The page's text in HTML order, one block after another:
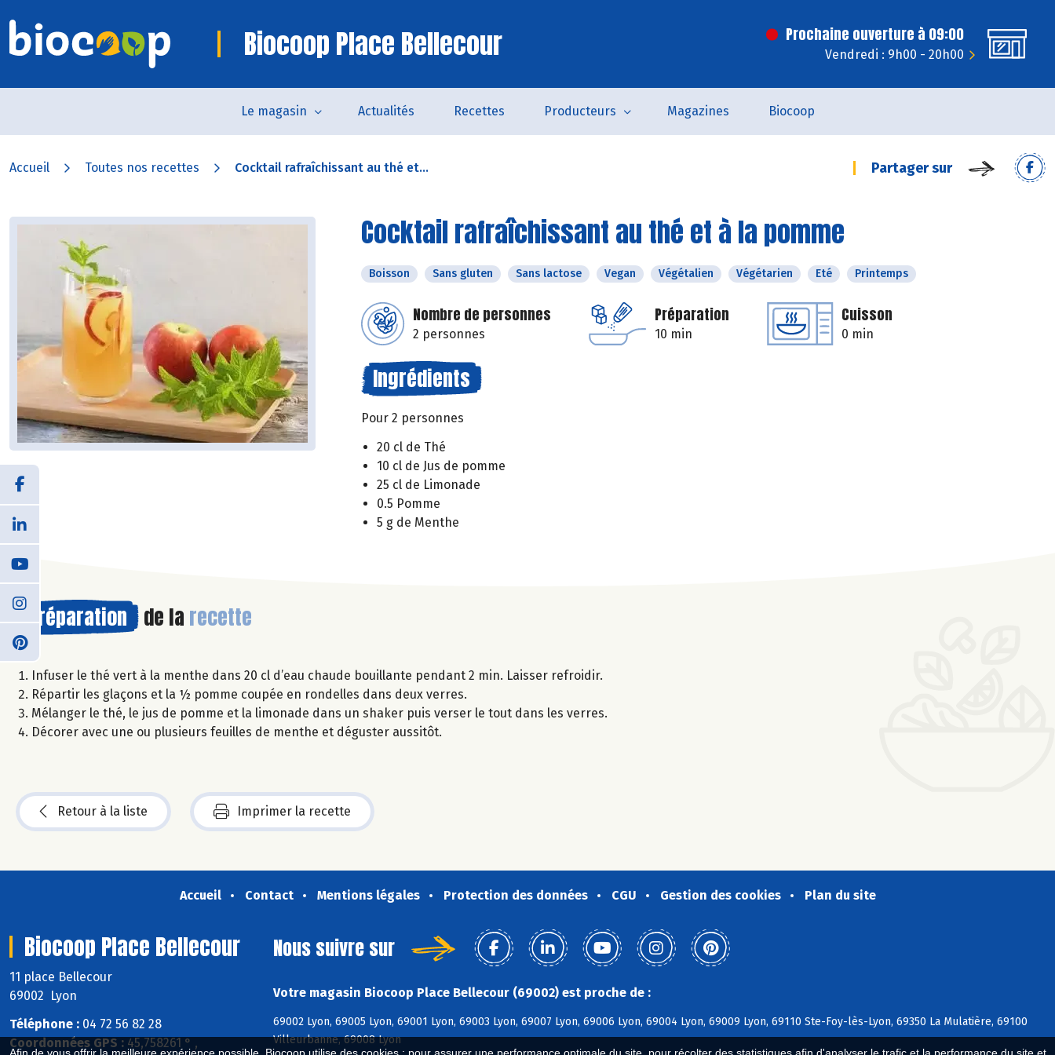
Biocoop Place Bellecour Prochaine ouverture à 09:00
Vendredi : 9h00 - 20h00
Le magasin Actualités Recettes Producteurs Magazines Biocoop
Accueil Toutes nos recettes Cocktail rafraîchissant au thé et... Partager sur
Cocktail rafraîchissant au thé et à la pomme
Boisson Sans gluten Sans lactose Vegan Végétalien Végétarien Eté Printemps
Nombre de personnes
2 personnes
Préparation
10 min
Cuisson
0 min
Ingrédients
Pour 2 personnes
20 cl de Thé
10 cl de Jus de pomme
25 cl de Limonade
0.5 Pomme
5 g de Menthe
Préparation de la recette
Infuser le thé vert à la menthe dans 20 cl d’eau chaude bouillante pendant 2 min. Laisser refroidir.
Répartir les glaçons et la ½ pomme coupée en rondelles dans deux verres.
Mélanger le thé, le jus de pomme et la limonade dans un shaker puis verser le tout dans les verres.
Décorer avec une ou plusieurs feuilles de menthe et déguster aussitôt.
Retour à la liste Imprimer la recette
Accueil Contact Mentions légales Protection des données CGU Gestion des cookies Plan du site
Biocoop Place Bellecour
11 place Bellecour
69002 Lyon
Téléphone : 04 72 56 82 28
Coordonnées GPS : 45,758261 ° ,
Nous suivre sur
Votre magasin Biocoop Place Bellecour (69002) est proche de :
69002 Lyon, 69005 Lyon, 69001 Lyon, 69003 Lyon, 69007 Lyon, 69006 Lyon, 69004 Lyon, 69009 Lyon, 69110 Ste-Foy-lès-Lyon, 69350 La Mulatière, 69100
Villeurbanne, 69008 Lyon